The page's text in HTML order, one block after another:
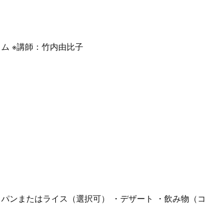
※講師：竹内由比子
ンまたはライス（選択可） ・デザート ・飲み物（コ